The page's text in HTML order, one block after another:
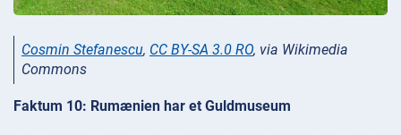
Cosmin Stefanescu, CC BY-SA 3.0 RO, via Wikimedia
Commons
Faktum 10: Rumænien har et Guldmuseum